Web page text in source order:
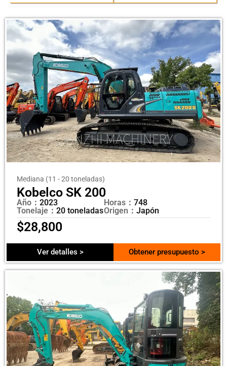
Mediana (11 - 20 toneladas)
Kobelco SK 200
Año： 2023
Tonelaje： 20 toneladas
Horas： 748
Origen： Japón
$28,800
Ver detalles > Obtener presupuesto >